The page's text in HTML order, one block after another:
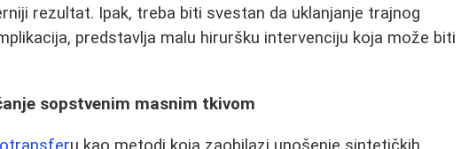
rezultat. Ipak, treba biti svestan da uklanjanje trajnog
predstavlja malu hiruršku intervenciju koja može biti
sopstvenim masnim tkivom
u kao metodi koja zaobilazi unošenje sintetičkih